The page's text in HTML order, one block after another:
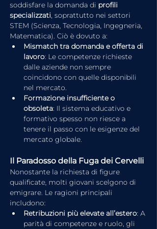
soddisfare la domanda di profili
specializzati, soprattutto nei settori
STEM (Scienza, Tecnologia, Ingegneria,
Matematica). Ciò è dovuto a:
Mismatch tra domanda e offerta di
lavoro: Le competenze richieste
dalle aziende non sempre
coincidono con quelle disponibili
nel mercato.
Formazione insufficiente o
obsoleta: Il sistema educativo e
formativo spesso non riesce a
tenere il passo con le esigenze del
mercato globale.
Il Paradosso della Fuga dei Cervelli
Nonostante la richiesta di figure
qualificate, molti giovani scelgono di
emigrare. Le ragioni principali
includono:
Retribuzioni più elevate all’estero: A
parità di competenze e ruolo, gli